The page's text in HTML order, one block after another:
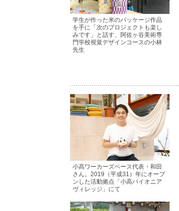
学生が作った米のパッケージ作品
を手に「次のプロジェクトも楽し
みです」と話す、阿佐ヶ谷美術専
門学校視覚デザインコースの小林
先生
小高ワーカーズベース代表・和田
さん。2019（平成31）年にオープ
ンした活動拠点「小高パイオニア
ヴィレッジ」にて